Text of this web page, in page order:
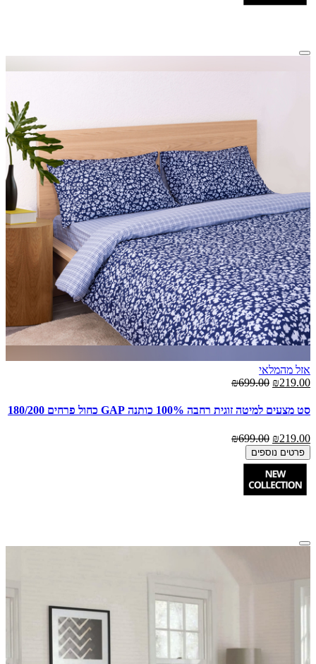
אזל מהמלאי
₪219.00
₪699.00
סט מצעים למיטה זוגית רחבה 100% כותנה GAP כחול פרחים 180/200
₪219.00
₪699.00
פרטים נוספים